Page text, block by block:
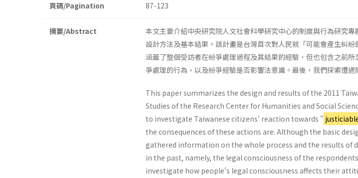
頁碼/Pagination 87-123
摘要/Abstract
本文主要介紹中央研究院人文社會科學研究中心的制度與行為研究
設計方法及基本結果。該計畫是台灣首次對人民就「可能會產生糾
涵蓋了整個受訪者在紛爭處理過程及其結果的經驗，但也包含之前
爭處理的行為，以及紛爭經驗是否影響法意識。最後，我們探索遭
This paper summarizes the design and results of the 2011
Studies of the Research Center for Humanities and Social
to investigate Taiwanese citizens' reaction towards "
the consequences of these actions are. Although the basic
gathered information on the whole process and the results of
in the past, namely, the legal consciousness of the
investigate how people's legal consciousness affects their